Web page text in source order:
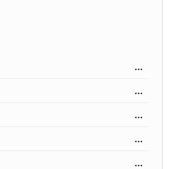
...
...
...
...
...